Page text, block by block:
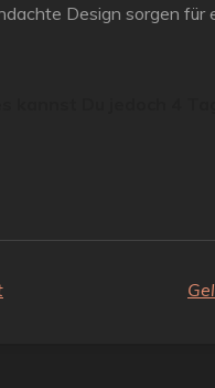
Design sorgen